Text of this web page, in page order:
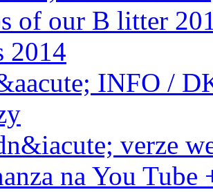
of our B litter
2014
INFO /
verze
na You Tube